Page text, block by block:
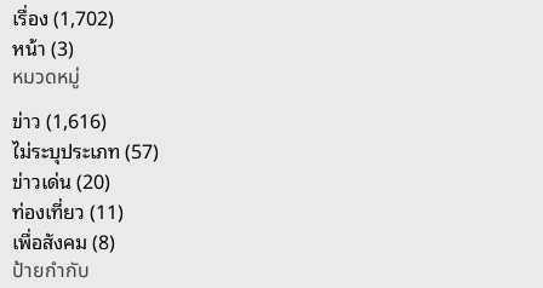
สำ
ห
รั
บ
:
เรื่อง (1,702)
หน้า (3)
หมวดหมู่
ข่าว (1,616)
ไม่ระบุประเภท (57)
ข่าวเด่น (20)
ท่องเที่ยว (11)
เพื่อสังคม (8)
ป้ายกำกับ